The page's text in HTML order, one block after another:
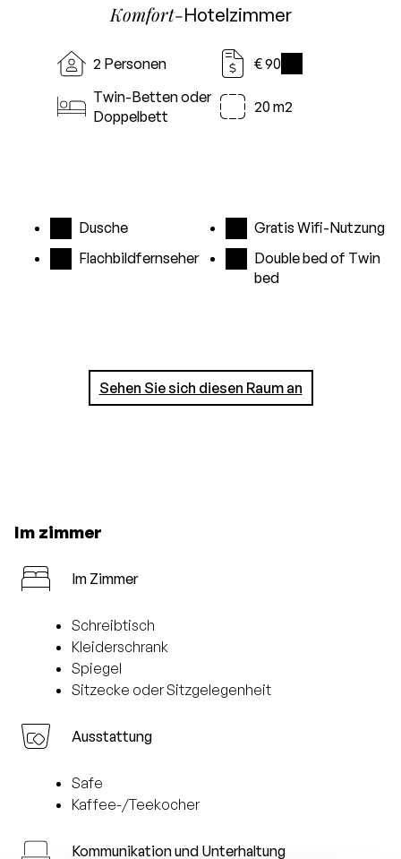
Komfort-Hotelzimmer
2 Personen
€ 90
Twin-Betten oder
Doppelbett
20 m2
Dusche
Flachbildfernseher
Gratis Wifi-Nutzung
Double bed of Twin
bed
Sehen Sie sich diesen Raum an
Im zimmer
Im Zimmer
Schreibtisch
Kleiderschrank
Spiegel
Sitzecke oder Sitzgelegenheit
Ausstattung
Safe
Kaffee-/Teekocher
Kommunikation und Unterhaltung